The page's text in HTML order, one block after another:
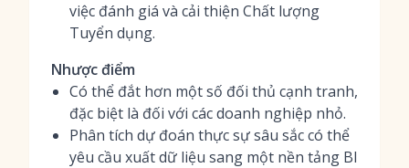
việc đánh giá và cải thiện Chất lượng
Tuyển dụng.
Nhược điểm
Có thể đắt hơn một số đối thủ cạnh tranh,
đặc biệt là đối với các doanh nghiệp nhỏ.
Phân tích dự đoán thực sự sâu sắc có thể
yêu cầu xuất dữ liệu sang một nền tảng BI